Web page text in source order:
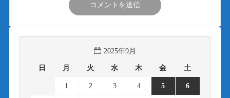
2025年9月
日 月 火 水 木 金 土
1 2 3 4 5 6